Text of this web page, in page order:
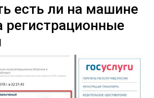
есть ли на машине
регистрационные